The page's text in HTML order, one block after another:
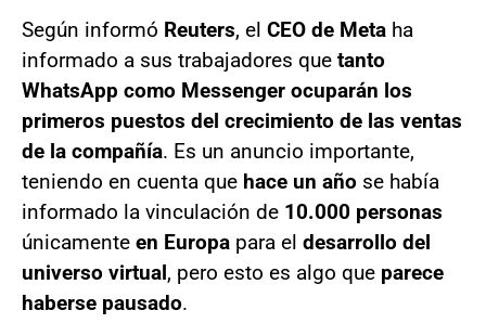
Según informó Reuters, el CEO de Meta ha
informado a sus trabajadores que tanto
WhatsApp como Messenger ocuparán los
primeros puestos del crecimiento de las ventas
de la compañía. Es un anuncio importante,
teniendo en cuenta que hace un año se había
informado la vinculación de 10.000 personas
únicamente en Europa para el desarrollo del
universo virtual, pero esto es algo que parece
haberse pausado.